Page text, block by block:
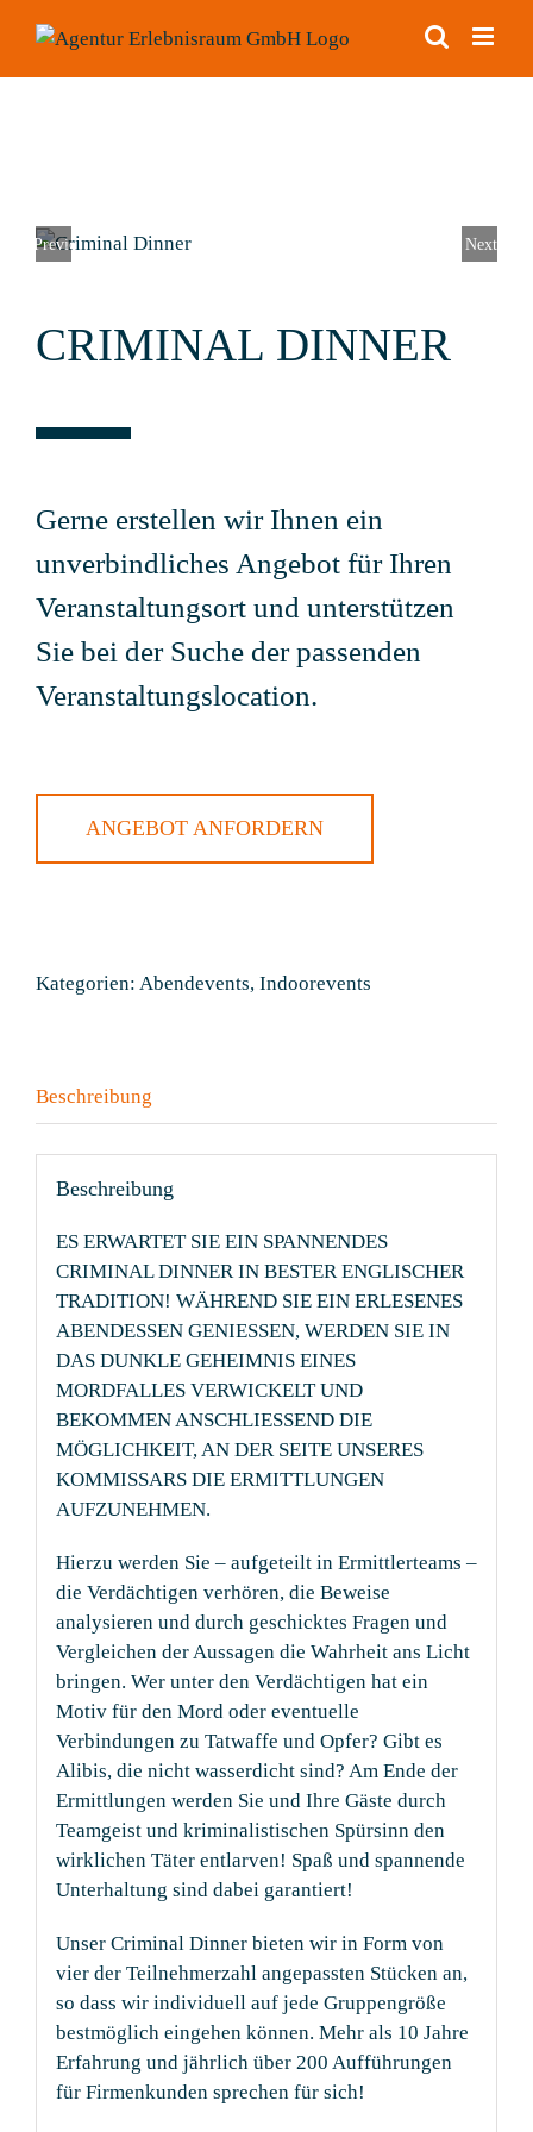
Inhalt
springen
Previous Next
CRIMINAL DINNER
Gerne erstellen wir Ihnen ein
unverbindliches Angebot für Ihren
Veranstaltungsort und unterstützen
Sie bei der Suche der passenden
Veranstaltungslocation.
ANGEBOT ANFORDERN
Kategorien: Abendevents, Indoorevents
Beschreibung
Beschreibung
ES ERWARTET SIE EIN SPANNENDES
CRIMINAL DINNER IN BESTER ENGLISCHER
TRADITION! WÄHREND SIE EIN ERLESENES
ABENDESSEN GENIESSEN, WERDEN SIE IN
DAS DUNKLE GEHEIMNIS EINES
MORDFALLES VERWICKELT UND
BEKOMMEN ANSCHLIESSEND DIE
MÖGLICHKEIT, AN DER SEITE UNSERES
KOMMISSARS DIE ERMITTLUNGEN
AUFZUNEHMEN.
Hierzu werden Sie – aufgeteilt in Ermittlerteams –
die Verdächtigen verhören, die Beweise
analysieren und durch geschicktes Fragen und
Vergleichen der Aussagen die Wahrheit ans Licht
bringen. Wer unter den Verdächtigen hat ein
Motiv für den Mord oder eventuelle
Verbindungen zu Tatwaffe und Opfer? Gibt es
Alibis, die nicht wasserdicht sind? Am Ende der
Ermittlungen werden Sie und Ihre Gäste durch
Teamgeist und kriminalistischen Spürsinn den
wirklichen Täter entlarven! Spaß und spannende
Unterhaltung sind dabei garantiert!
Unser Criminal Dinner bieten wir in Form von
vier der Teilnehmerzahl angepassten Stücken an,
so dass wir individuell auf jede Gruppengröße
bestmöglich eingehen können. Mehr als 10 Jahre
Erfahrung und jährlich über 200 Aufführungen
für Firmenkunden sprechen für sich!